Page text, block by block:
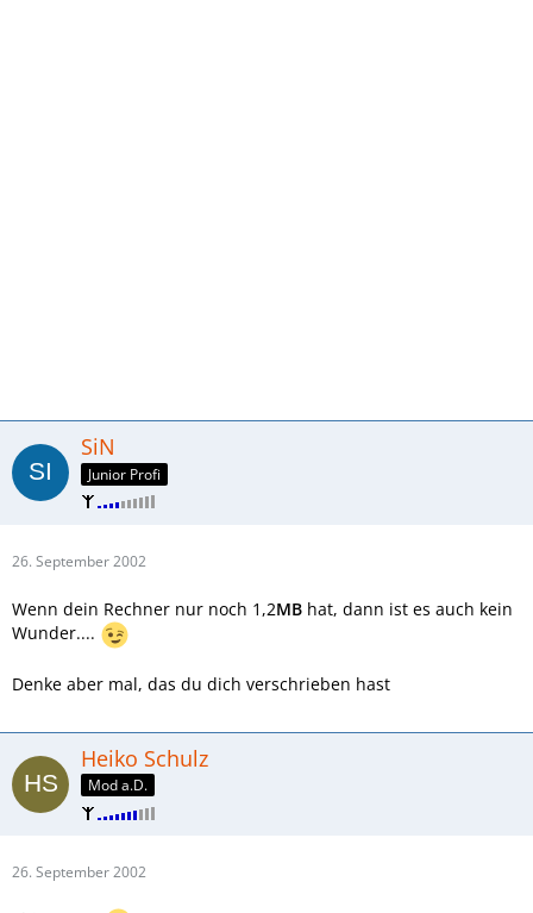
SiN
Junior Profi
26. September 2002
Wenn dein Rechner nur noch 1,2MB hat, dann ist es auch kein
Wunder....
Denke aber mal, das du dich verschrieben hast
Heiko Schulz
Mod a.D.
26. September 2002